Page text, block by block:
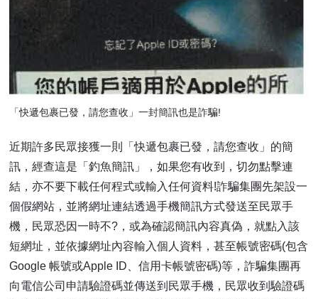
「快遞包裹已發，請您查收」一封簡訊也是詐騙!
近期許多民眾接獲一則「快遞包裹已發，請您查收」的簡
訊，經查這是「釣魚簡訊」，如果您有收到，切勿點擊連
結，亦不要下載任何程式或輸入任何資料!詐騙集團先架設一
個假網站，並將網址連結透過手機簡訊方式發送至民眾手
機，民眾恐因一時不?，或為確認簡訊內容真偽，就點入該
短網址，並依據網址內容輸入個人資料，甚至帳號密碼(包含
Google 帳號或Apple ID、信用卡帳號密碼)等，詐騙集團再
向電信公司申請驗證碼並傳送到民眾手機，民眾收到驗證碼